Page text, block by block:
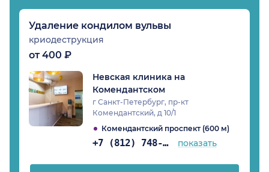
Удаление кондилом вульвы
криодеструкция
от 400 ₽
Невская клиника на
Комендантском
г Санкт-Петербург, пр-кт
Комендантский, д 10/1
Комендантский проспект (600 м)
+7 (812) 748-33-96 показать